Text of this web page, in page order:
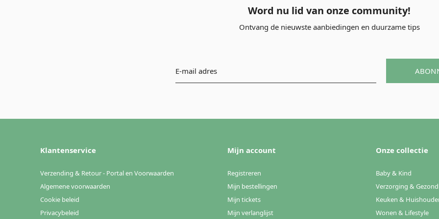
Word nu lid van onze community!
Ontvang de nieuwste aanbiedingen en duurzame tips
Klantenservice
Verzending & Retour - Portal en Voorwaarden
Algemene voorwaarden
Cookie beleid
Privacybeleid
Mijn account
Registreren
Mijn bestellingen
Mijn tickets
Mijn verlanglijst
Onze collectie
Baby & Kind
Verzorging &
Keuken &
Wonen & Lifestyle